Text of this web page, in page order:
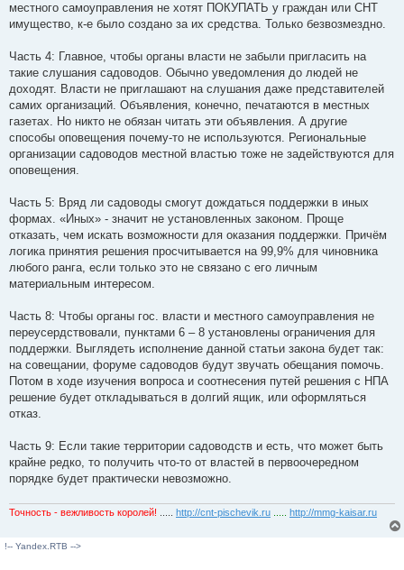
местного самоуправления не хотят ПОКУПАТЬ у граждан или СНТ
имущество, к-е было создано за их средства. Только безвозмездно.
Часть 4: Главное, чтобы органы власти не забыли пригласить на
такие слушания садоводов. Обычно уведомления до людей не
доходят. Власти не приглашают на слушания даже представителей
самих организаций. Объявления, конечно, печатаются в местных
газетах. Но никто не обязан читать эти объявления. А другие
способы оповещения почему-то не используются. Региональные
организации садоводов местной властью тоже не задействуются для
оповещения.
Часть 5: Вряд ли садоводы смогут дождаться поддержки в иных
формах. «Иных» - значит не установленных законом. Проще
отказать, чем искать возможности для оказания поддержки. Причём
логика принятия решения просчитывается на 99,9% для чиновника
любого ранга, если только это не связано с его личным
материальным интересом.
Часть 8: Чтобы органы гос. власти и местного самоуправления не
переусердствовали, пунктами 6 – 8 установлены ограничения для
поддержки. Выглядеть исполнение данной статьи закона будет так:
на совещании, форуме садоводов будут звучать обещания помочь.
Потом в ходе изучения вопроса и соотнесения путей решения с НПА
решение будет откладываться в долгий ящик, или оформляться
отказ.
Часть 9: Если такие территории садоводств и есть, что может быть
крайне редко, то получить что-то от властей в первоочередном
порядке будет практически невозможно.
Точность - вежливость королей! http://cnt-pischevik.ru http://mmg-kaisar.ru
!-- Yandex.RTB -->